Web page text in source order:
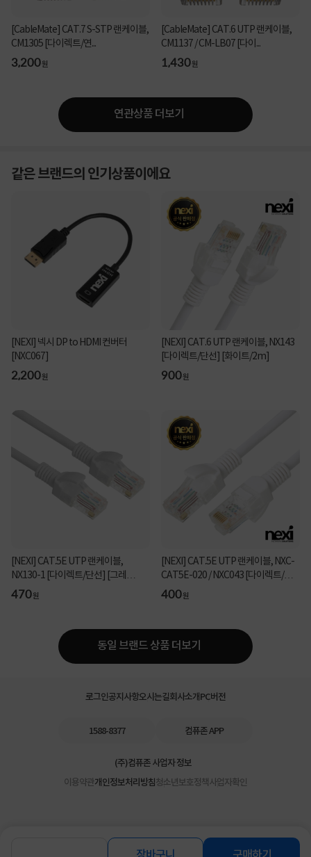
[CableMate] CAT.7 S-STP 랜케이블,
CM1305 [다이렉트/연...
3,200원
[CableMate] CAT.6 UTP 랜케이블,
CM1137 / CM-LB07 [다이...
1,430원
연관상품 더보기
같은 브랜드의 인기상품이에요
[NEXI] 넥시 DP to HDMI 컨버터
[NXC067]
2,200원
[NEXI] CAT.6 UTP 랜케이블, NX143
[다이렉트/단선] [화이트/2m]
900원
[NEXI] CAT.5E UTP 랜케이블,
NX130-1 [다이렉트/단선] [그레
이/1.5m]
470원
[NEXI] CAT.5E UTP 랜케이블, NXC-
CAT5E-020 / NXC043 [다이렉트/단
선] [화이트/2m]
400원
동일 브랜드 상품 더보기
로그인공지사항오시는길회사소개PC버전
1588-8377 컴퓨존 APP
(주)컴퓨존 사업자 정보
이용약관개인정보처리방침청소년보호정책사업자확인